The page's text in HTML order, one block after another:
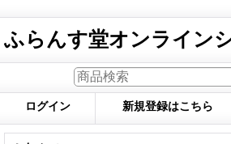
ふらんす堂オンライン
ログイン 新規登録はこちら